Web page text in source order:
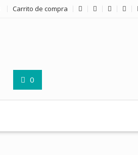
Carrito de compra
0